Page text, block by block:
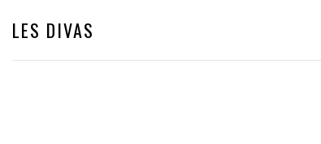
LES DIVAS